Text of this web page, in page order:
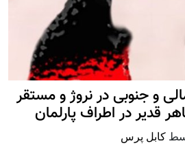
و جنوبی در نروژ و مستقر
قدیر در اطراف پارلمان
کابل پرس